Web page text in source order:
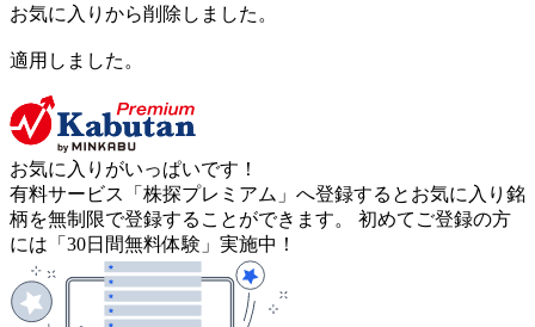
お気に入りから削除しました。
適用しました。
お気に入りがいっぱいです！
有料サービス「株探プレミアム」へ登録するとお気に入り銘
柄を無制限で登録することができます。 初めてご登録の方
には「30日間無料体験」実施中！